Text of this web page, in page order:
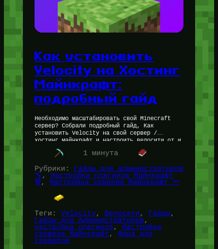
Как установить
Velocity на Хостинг
Майнкрафт:
подробный гайд
Необходимо масштабировать свой Minecraft
сервер? Собрали подробный гайд, Как
установить Velocity на свой сервер /
хостинг майнкрафт и настроить велосити от и
до. Velocity — прокси-ядро для связки
Minecraft серверов…1 минута
Рубрики:
Гайды для администраторов
🔧 ,
Настройка плагинов Майнкрафт
⚒️, Настройка сервера Майнкрафт 🔦
Теги: Velocity, Велосити, Гайды
Гайды для Администраторов
настройка плагинов, Настройка
сервера Майнкрафт, Ядра для
серверов